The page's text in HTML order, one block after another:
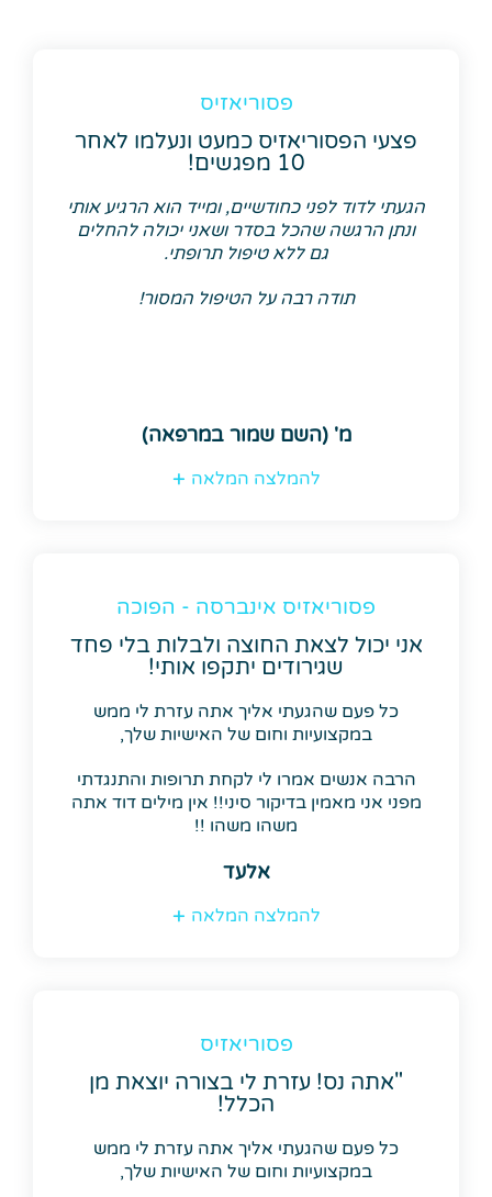
פסוריאזיס
פצעי הפסוריאזיס כמעט ונעלמו לאחר
10 מפגשים!
מ' (השם שמור במרפאה)
הגעתי לדוד לפני כחודשיים, ומייד הוא הרגיע אותי
ונתן הרגשה שהכל בסדר ושאני יכולה להחלים
גם ללא טיפול תרופתי.
תודה רבה על הטיפול המסור!
להמלצה המלאה
פסוריאזיס אינברסה - הפוכה
אני יכול לצאת החוצה ולבלות בלי פחד
שגירודים יתקפו אותי!
אלעד
כל פעם שהגעתי אליך אתה עזרת לי ממש
במקצועיות וחום של האישיות שלך,
הרבה אנשים אמרו לי לקחת תרופות והתנגדתי
מפני אני מאמין בדיקור סיני!! אין מילים דוד אתה
משהו משהו !!
להמלצה המלאה
פסוריאזיס
"אתה נס! עזרת לי בצורה יוצאת מן
הכלל!
כל פעם שהגעתי אליך אתה עזרת לי ממש
במקצועיות וחום של האישיות שלך,